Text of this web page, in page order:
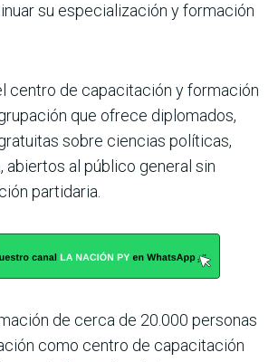
su especialización y for­mación
centro de capacitación y formación
que ofrece diplomados,
sobre cien­cias políticas,
abiertos al público general sin
partidaria.
de cerca de 20.000 personas
como centro de capacitación